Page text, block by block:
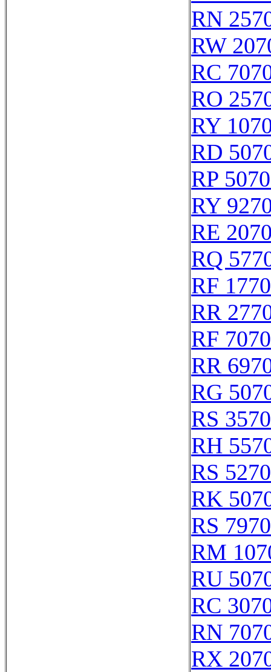
RN
RW
RC
RO
RY
RD
RP
RY
RE
RQ
RF
RR
RF
RR
RG
RS
RH
RS
RK
RS
RM
RU
RC
RN
RX